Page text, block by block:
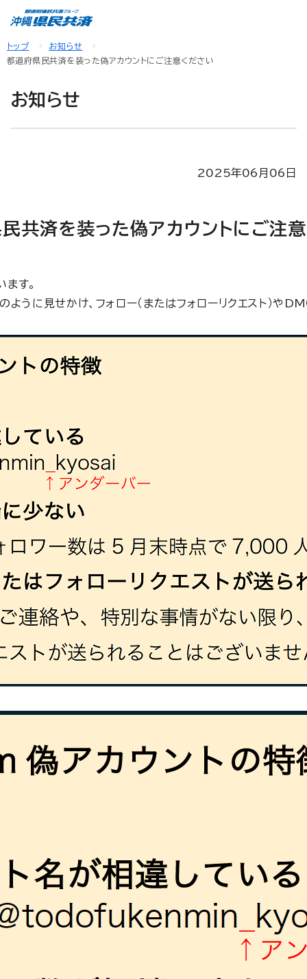
トップ
お知らせ
都道府県民共済を装った偽アカウントにご注意ください
お知らせ
2025年06月06日
共済を装った偽アカウントにご注
す。
に見せかけ、フォロー（またはフォローリクエスト）や